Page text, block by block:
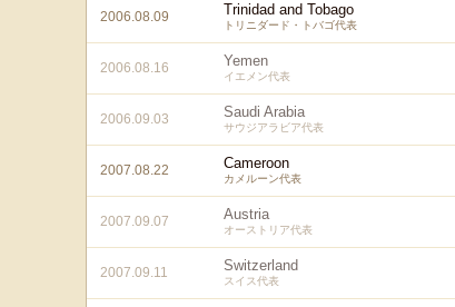
2006.08.09 Trinidad and Tobago
トリニダード・トバゴ代表
2006.08.16 Yemen
イエメン代表
2006.09.03 Saudi Arabia
サウジアラビア代表
2007.08.22 Cameroon
カメルーン代表
2007.09.07 Austria
オーストリア代表
2007.09.11 Switzerland
スイス代表